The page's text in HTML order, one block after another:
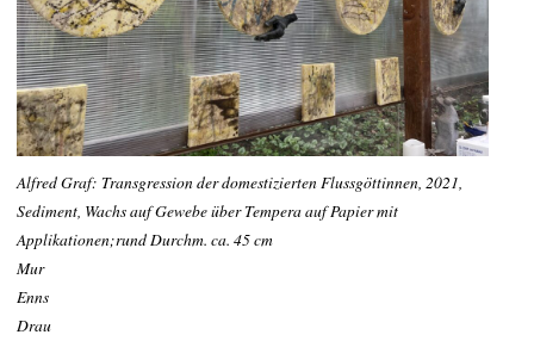
Alfred Graf: Transgression der domestizierten Flussgöttinnen, 2021,
Sediment, Wachs auf Gewebe über Tempera auf Papier mit
Applikationen;rund Durchm. ca. 45 cm
Mur
Enns
Drau